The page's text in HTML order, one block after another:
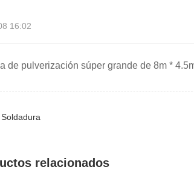
16:02
de pulverización súper grande de 8m *
relacionados